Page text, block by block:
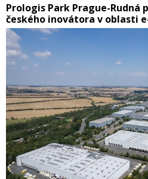
​Prologis Park Prague-Rudná
českého inovátora v oblasti